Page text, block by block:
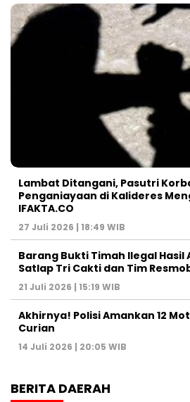
Lambat Ditangani, Pasutri
Penganiayaan di Kalideres
IFAKTA.CO
27 Juli 2026 | 18:49 WIB
Barang Bukti Timah Ilegal Hasil
Satlap Tri Cakti dan Tim
21 Juli 2026 | 15:19 WIB
Akhirnya! Polisi Amankan 12
Curian
14 Juli 2026 | 20:05 WIB
BERITA DAERAH